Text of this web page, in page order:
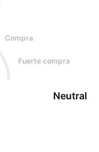
Compra
Fuerte compra
Neutral